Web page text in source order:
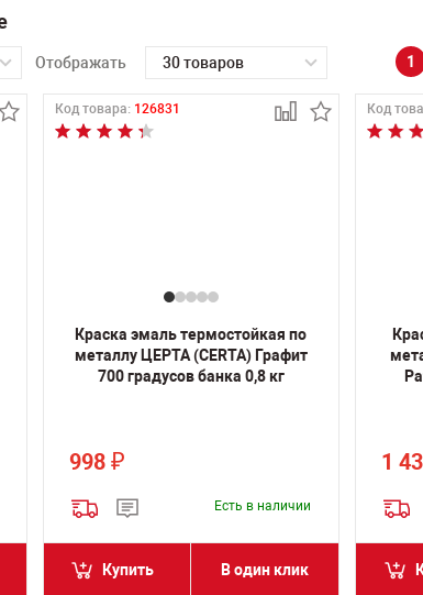
Отображать 30 товаров 1
Код товара: 126831
Краска эмаль термостойкая по
металлу ЦЕРТА (CERTA) Графит
700 градусов банка 0,8 кг
998 ₽
Есть в наличии
Купить В один клик
Код
1